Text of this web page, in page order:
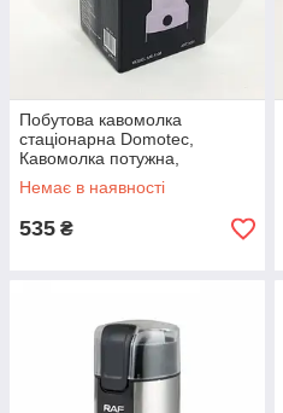
Побутова кавомолка
стаціонарна Domotec,
Кавомолка потужна,
Машинка для помелу кави
NL-11
Немає в наявності
535 ₴